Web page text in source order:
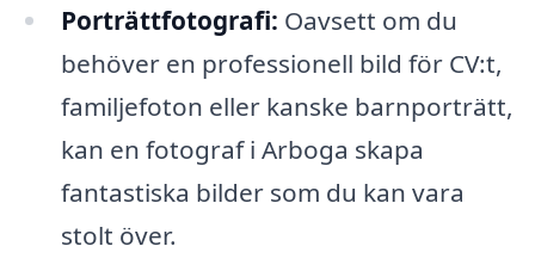
Porträttfotografi: Oavsett om du
behöver en professionell bild för CV:t,
familjefoton eller kanske barnporträtt,
kan en fotograf i Arboga skapa
fantastiska bilder som du kan vara
stolt över.